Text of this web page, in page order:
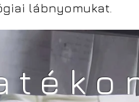
lábnyomukat.